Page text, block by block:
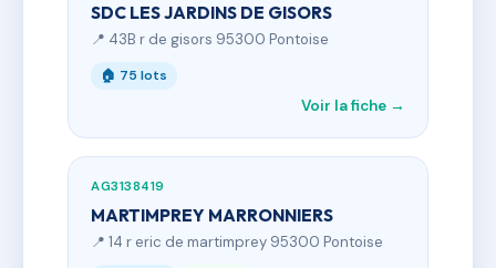
SDC LES JARDINS DE GISORS
📍 43B r de gisors 95300 Pontoise
🏠 75 lots
Voir la fiche →
AG3138419
MARTIMPREY MARRONNIERS
📍 14 r eric de martimprey 95300 Pontoise